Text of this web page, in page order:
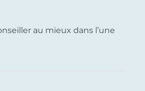
au mieux dans l’une